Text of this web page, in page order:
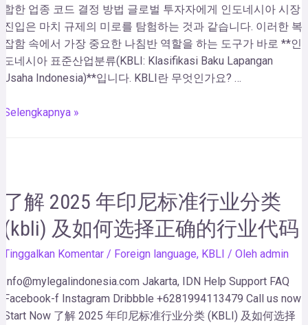
합한 업종 코드 결정 방법 글로벌 투자자에게 인도네시아 시장
진입은 마치 규제의 미로를 탐험하는 것과 같습니다. 이러한 복
잡함 속에서 가장 중요한 나침반 역할을 하는 도구가 바로 **인
도네시아 표준산업분류(KBLI: Klasifikasi Baku Lapangan
Usaha Indonesia)**입니다. KBLI란 무엇인가요? …
Selengkapnya »
了解 2025 年印尼标准行业分类
(kbli) 及如何选择正确的行业代码
Tinggalkan Komentar / Foreign language, KBLI / Oleh admin
Info@mylegalindonesia.com Jakarta, IDN Help Support FAQ
Facebook-f Instagram Dribbble +6281994113479 Call us now!
Start Now 了解 2025 年印尼标准行业分类 (KBLI) 及如何选择